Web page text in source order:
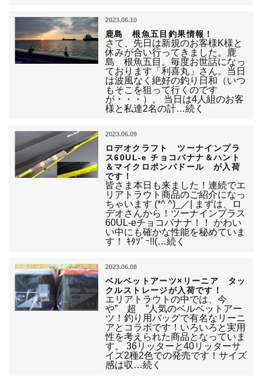
2023.06.10
鹿島 根魚五目釣果情報！
さて、先日は新規のお客様K様と
休みが合い行ってきました。鹿
島 根魚五目。毎度お世話になっ
ております「利喜丸」さん。当日
は波風なく絶好の釣り日和（いつ
もそこを狙って行くのです
が・・・）。 当日は4人組のお客
様と私達2名の計…続く
2023.06.09
ロデオクラフト ツーナインプラ
ス60UL-e チョコバナナ＆ハント
＆マイクロポンパドール が入荷
です！
皆さま本日も来ました！連続でエ
リアトラウト商品のご紹介になっ
ちゃいます (*^ ^)_／| まずは、ロ
デオさんから！ツーナインプラス
60UL-eチョコバナナ！！ かわい
い中にも確かな性能を秘めていま
す！ ｷﾀｿﾞｰ!!(…続く
2023.06.08
ベルベットアーツ×リーニア タッ
クルストレージが入荷です！
エリアトラウトの中では、今
や” 超 ”人気のベルベットアー
ツ！釣り用バッグで有名なリーニ
アとコラボです！いろいろと実用
性を考えられた商品となっていま
す。 36リッターと40リッターサ
イズ2種2色での発売です！サイズ
感は収…続く